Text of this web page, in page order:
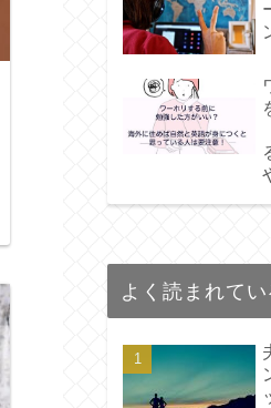
よく読まれて